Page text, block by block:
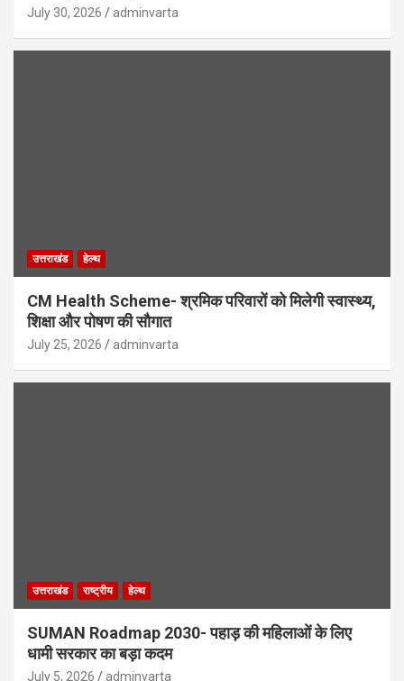
July 30, 2026 adminvarta
उत्तराखंड हेल्थ
CM Health Scheme- श्रमिक परिवारों को मिलेगी स्वास्थ्य,
शिक्षा और पोषण की सौगात
July 25, 2026 adminvarta
उत्तराखंड राष्ट्रीय हेल्थ
SUMAN Roadmap 2030- पहाड़ की महिलाओं के लिए
धामी सरकार का बड़ा कदम
July 5, 2026 adminvarta